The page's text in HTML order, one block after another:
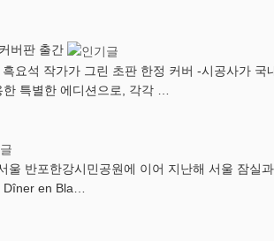
버판 출간
요석 작가가 그린 초판 한정 커버 -시공사가 국
특별한 에디션으로, 각각 …
반포한강시민공원에 이어 지난해 서울 잠실
en Bla…